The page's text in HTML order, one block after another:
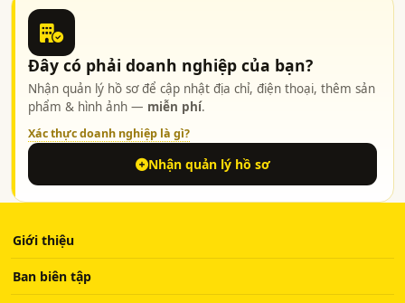
Đây có phải doanh nghiệp của bạn?
Nhận quản lý hồ sơ để cập nhật địa chỉ, điện thoại, thêm sản
phẩm & hình ảnh — miễn phí.
Xác thực doanh nghiệp là gì?
Nhận quản lý hồ sơ
Giới thiệu
Ban biên tập